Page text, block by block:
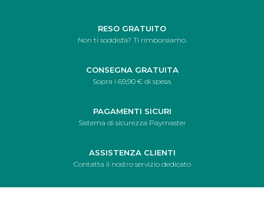
RESO GRATUITO
Non ti soddisfa? Ti rimborsiamo.
CONSEGNA GRATUITA
Sopra i 69,90 € di spesa.
PAGAMENTI SICURI
Sistema di sicurezza Paymaster
ASSISTENZA CLIENTI
Contatta il nostro servizio dedicato